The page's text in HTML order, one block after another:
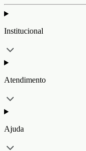
Institucional
Atendimento
Ajuda